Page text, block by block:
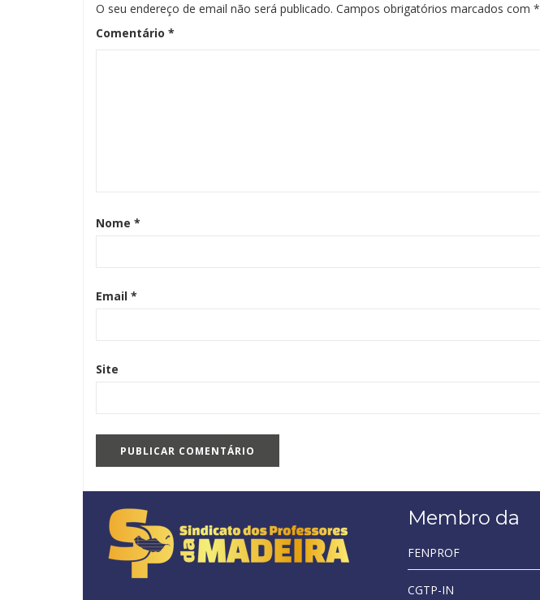
O seu endereço de email não será publicado. Campos obrigatórios marcados com *
Comentário *
Nome *
Email *
Site
Membro da
FENPROF
CGTP-IN